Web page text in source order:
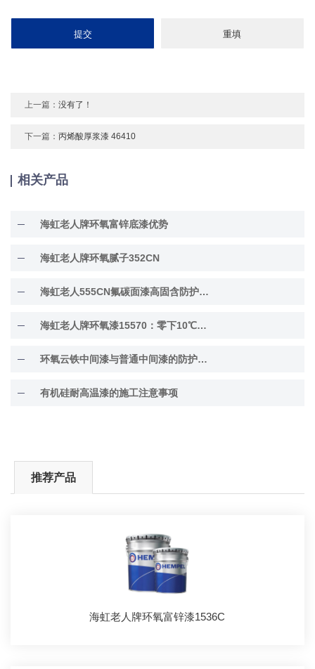
上一篇：没有了！
下一篇：丙烯酸厚浆漆 46410
相关产品
海虹老人牌环氧富锌底漆优势
海虹老人牌环氧腻子352CN
海虹老人555CN氟碳面漆高固含防护面漆
海虹老人牌环氧漆15570：零下10℃低温固化
环氧云铁中间漆与普通中间漆的防护差异解析
有机硅耐高温漆的施工注意事项
推荐产品
海虹老人牌环氧富锌漆1536C